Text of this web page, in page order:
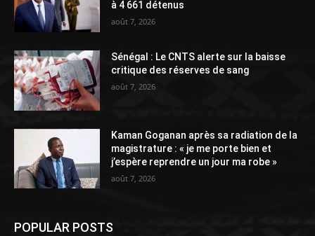
à 4 661 détenus
août 7, 2026
Sénégal : Le CNTS alerte sur la baisse
critique des réserves de sang
août 7, 2026
Kaman Goganan après sa radiation de la
magistrature : « je me porte bien et
j’espère reprendre un jour ma robe »
août 7, 2026
POPULAR POSTS